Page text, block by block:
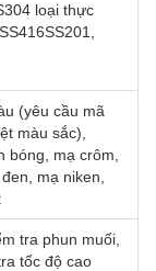
loại thực
(yêu cầu mã
màu sắc),
bóng, mạ crôm,
mạ niken,
tra phun muối,
tốc độ cao